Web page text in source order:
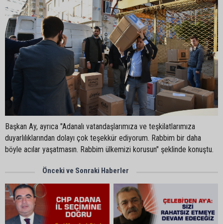
Başkan Ay, ayrıca "Adanalı vatandaşlarımıza ve teşkilatlarımıza
duyarlılıklarından dolayı çok teşekkür ediyorum. Rabbim bir daha
böyle acılar yaşatmasın. Rabbim ülkemizi korusun" şeklinde konuştu.
Önceki ve Sonraki Haberler